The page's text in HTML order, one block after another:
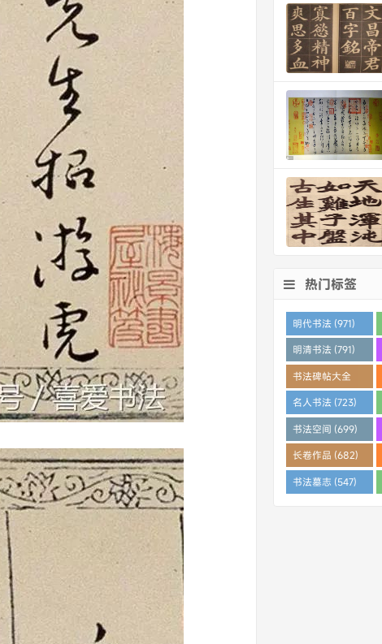
热门标签
明代书法 (971)
明清书法 (791)
书法碑帖大全
(784)
名人书法 (723)
书法空间 (699)
长卷作品 (682)
书法墓志 (547)